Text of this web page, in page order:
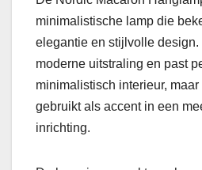
minimalistische lamp die
elegantie en stijlvolle design.
moderne uitstraling en past
minimalistisch interieur,
gebruikt als accent in een
inrichting.